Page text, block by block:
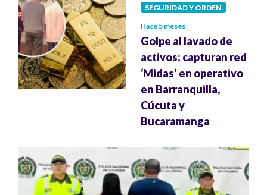
SEGURIDAD Y ORDEN
Hace 5 meses
Golpe al lavado de
activos: capturan red
‘Midas’ en operativo
en Barranquilla,
Cúcuta y
Bucaramanga